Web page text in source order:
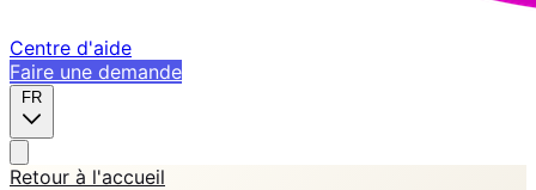
Centre d'aide
Faire une demande
FR
Retour à l'accueil